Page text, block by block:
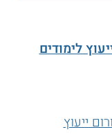
לימודים
ייעוץ